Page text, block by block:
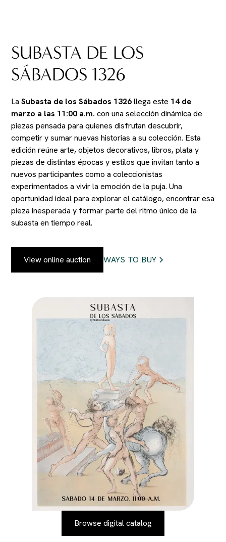
SUBASTA DE LOS
SÁBADOS 1326
LaSubasta de los Sábados 1326llega este 14 de
marzo a las 11:00 a.m. con una selección dinámica de
piezas pensada para quienes disfrutan descubrir,
competir y sumar nuevas historias a su colección. Esta
edición reúne arte, objetos decorativos, libros, plata y
piezas de distintas épocas y estilos que invitan tanto a
nuevos participantes como a coleccionistas
experimentados a vivir la emoción de la puja. Una
oportunidad ideal para explorar el catálogo, encontrar esa
pieza inesperada y formar parte del ritmo único de la
subasta en tiempo real.
View online auction WAYS TO BUY
Browse digital catalog